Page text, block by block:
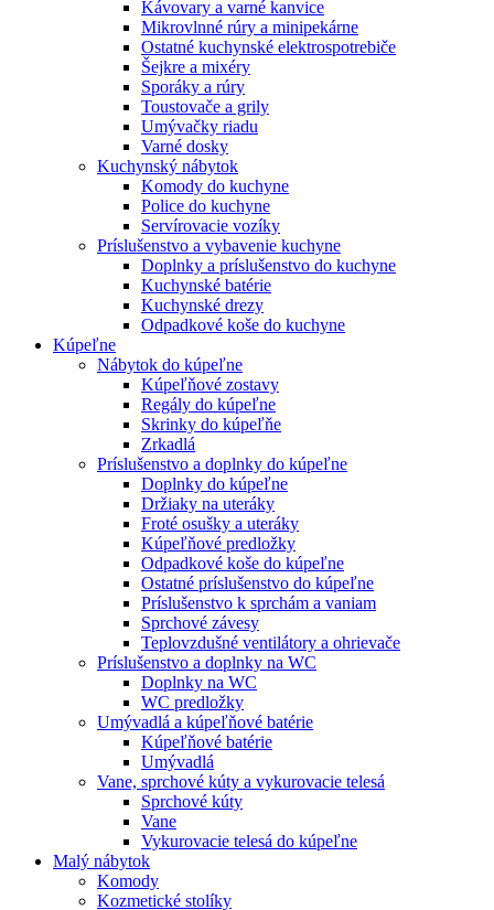
Kávovary a varné kanvice
Mikrovlnné rúry a minipekárne
Ostatné kuchynské elektrospotrebiče
Šejkre a mixéry
Sporáky a rúry
Toustovače a grily
Umývačky riadu
Varné dosky
Kuchynský nábytok
Komody do kuchyne
Police do kuchyne
Servírovacie vozíky
Príslušenstvo a vybavenie kuchyne
Doplnky a príslušenstvo do kuchyne
Kuchynské batérie
Kuchynské drezy
Odpadkové koše do kuchyne
Kúpeľne
Nábytok do kúpeľne
Kúpeľňové zostavy
Regály do kúpeľne
Skrinky do kúpeľňe
Zrkadlá
Príslušenstvo a doplnky do kúpeľne
Doplnky do kúpeľne
Držiaky na uteráky
Froté osušky a uteráky
Kúpeľňové predložky
Odpadkové koše do kúpeľne
Ostatné príslušenstvo do kúpeľne
Príslušenstvo k sprchám a vaniam
Sprchové závesy
Teplovzdušné ventilátory a ohrievače
Príslušenstvo a doplnky na WC
Doplnky na WC
WC predložky
Umývadlá a kúpeľňové batérie
Kúpeľňové batérie
Umývadlá
Vane, sprchové kúty a vykurovacie telesá
Sprchové kúty
Vane
Vykurovacie telesá do kúpeľne
Malý nábytok
Komody
Kozmetické stolíky